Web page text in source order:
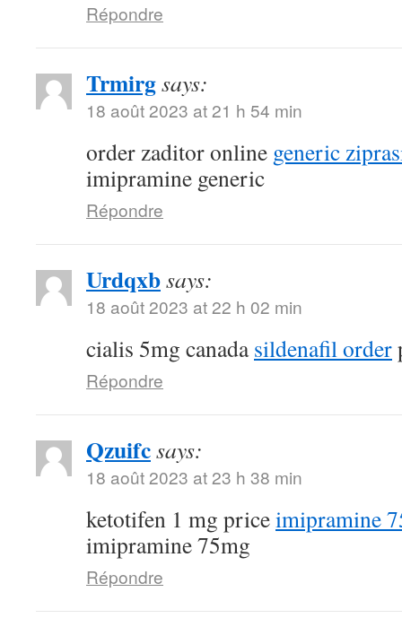
Répondre
Trmirgsays:
18 août 2023 at 21 h 54 min
order zaditor online generic
imipramine generic
Répondre
Urdqxbsays:
18 août 2023 at 22 h 02 min
cialis 5mg canadasildenafil order
Répondre
Qzuifcsays:
18 août 2023 at 23 h 38 min
ketotifen 1 mg priceimipramine
imipramine 75mg
Répondre